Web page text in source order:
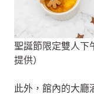
聖誕節限定雙人下
提供）
此外，館內的大廳